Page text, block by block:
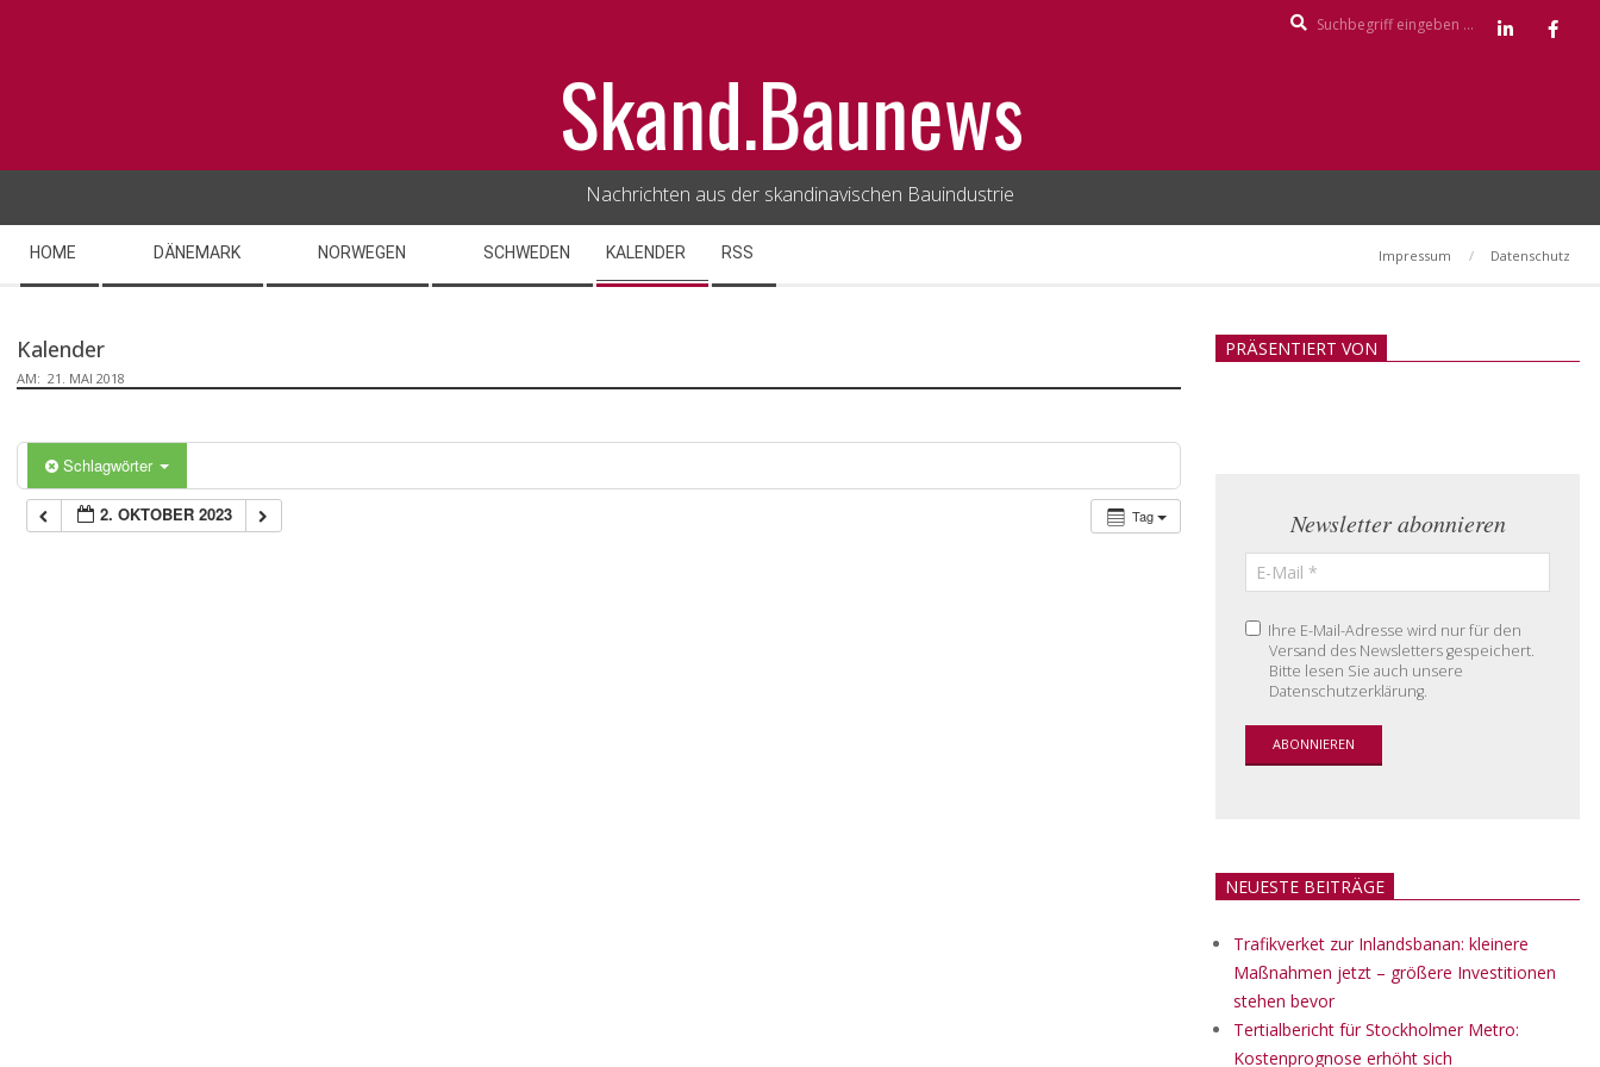
Skand.Baunews
Nachrichten aus der skandinavischen Bauindustrie
Navigation
Menu
HOME DÄNEMARK NORWEGEN SCHWEDEN KALENDER RSS Impressum Datenschutz
Kalender
AM: 21. MAI 2018
Schlagwörter
Tag
2. OKTOBER 2023
PRÄSENTIERT VON
Newsletter abonnieren
Ihre E-Mail-Adresse wird nur für den
Versand des Newsletters gespeichert.
Bitte lesen Sie auch unsere
Datenschutzerklärung.
NEUESTE BEITRÄGE
Trafikverket zur Inlandsbanan: kleinere
Maßnahmen jetzt – größere Investitionen
stehen bevor
Tertialbericht für Stockholmer Metro:
Kostenprognose erhöht sich